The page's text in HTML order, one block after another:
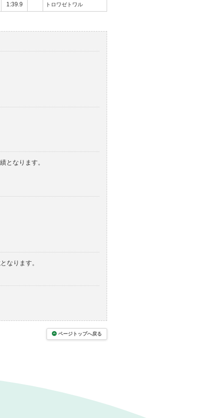
1:39.9 トロワゼトワル
となります。
なります。
ページトップへ戻る